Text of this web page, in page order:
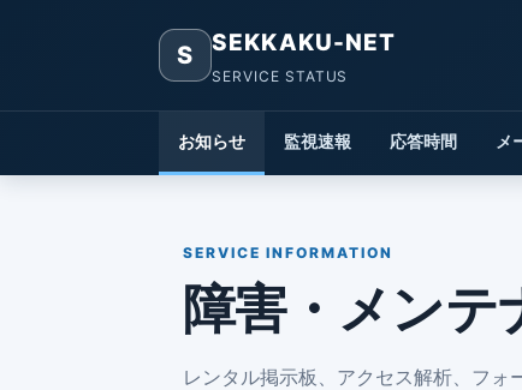
S SEKKAKU-NET
SERVICE STATUS
お知らせ 監視速報 応答時間 メ
SERVICE INFORMATION
障害・メンテ
レンタル掲示板、アクセス解析、フ